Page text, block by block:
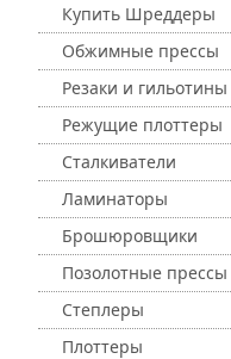
Купить Шреддеры
Обжимные прессы
Резаки и гильотины
Режущие плоттеры
Сталкиватели
Ламинаторы
Брошюровщики
Позолотные прессы
Степлеры
Плоттеры